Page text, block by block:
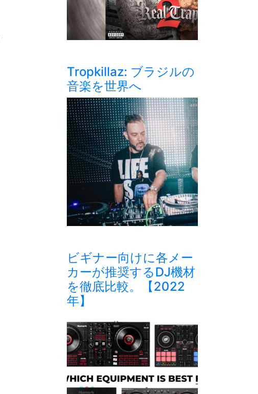
Tropkillaz: ブラジルの
音楽を世界へ
ビギナー向けに各メー
カーが推奨するDJ機材
を徹底比較。【2022
年】